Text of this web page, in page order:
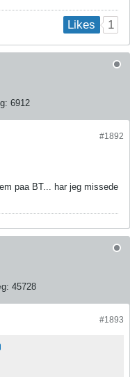
Likes 1
6912
#1892
paa BT... har jeg missede
45728
#1893